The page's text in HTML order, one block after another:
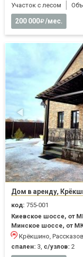
Участок с лесом
200 000 /мес.
Дом в аренду,
код: 755-001
Киевское шоссе, от
Минское шоссе, от
Крёкшино,
спален: 3, с/узлов: 2